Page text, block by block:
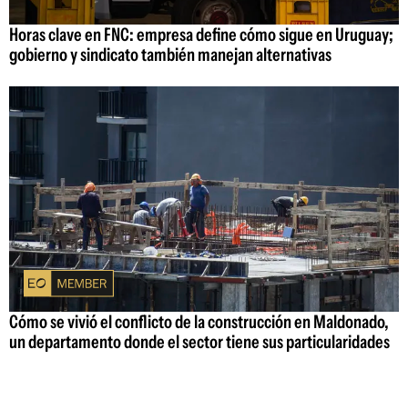
Horas clave en FNC: empresa define cómo sigue en Uruguay;
gobierno y sindicato también manejan alternativas
Cómo se vivió el conflicto de la construcción en Maldonado,
un departamento donde el sector tiene sus particularidades